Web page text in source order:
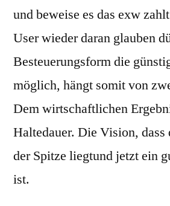
und beweise es das exw
User wieder daran glauben
Besteuerungsform die
möglich, hängt somit von
Dem wirtschaftlichen
Haltedauer. Die Vision, dass
der Spitze liegtund jetzt ein
ist.